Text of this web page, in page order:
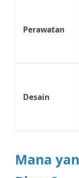
Perawatan
Desain
Mana